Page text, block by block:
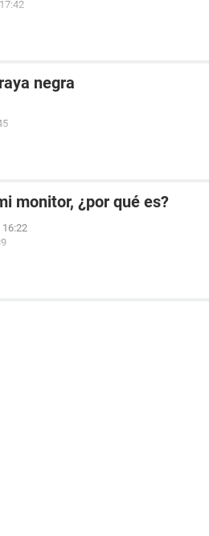
negra
monitor, ¿por qué es?
16:22